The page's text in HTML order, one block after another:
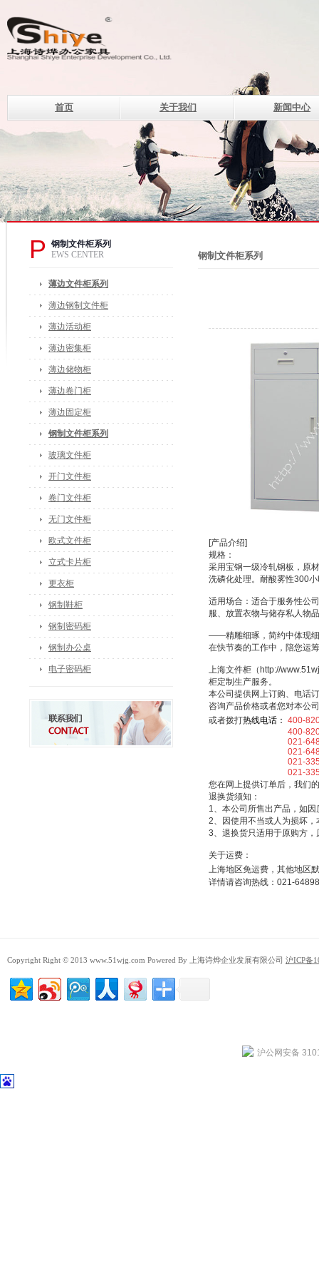
首页 关于我们 新闻中心
设计理念
上海诗烨企业发展有限
钢制系列办公家具的现代
电话：400-820-8669 400-
传真：021-33507330
邮箱：of@shshiye.com
P
钢制文件柜系列
EWS CENTER
薄边文件柜系列
薄边钢制文件柜
薄边活动柜
薄边密集柜
薄边储物柜
薄边卷门柜
薄边固定柜
钢制文件柜系列
玻璃文件柜
开门文件柜
卷门文件柜
无门文件柜
欧式文件柜
立式卡片柜
更衣柜
钢制鞋柜
钢制密码柜
钢制办公桌
电子密码柜
钢制文件柜系列
[产品介绍]
规格：
采用宝钢一级冷轧钢板，原
洗磷化处理。耐酸雾性300
适用场合：适合于服务性公
服、放置衣物与储存私人物
——精雕细琢，简约中体现细
在快节奏的工作中，陪您运
上海文件柜（http://
柜定制生产服务。
本公司提供网上订购、电话
咨询产品价格或者您对本公
或者拨打热线电话： 400-
400-820-
021-
021-
021-
021-
您在网上提供订单后，我们
退换货须知：
1、本公司所售出产品，如
2、因使用不当或人为损坏
3、退换货只适用于原购方
关于运费：
上海地区免运费，其他地区
详情请咨询热线：021-
Copyright Right © 2013 www.51wjg.com Powered By 上海诗烨企业发展有限公司 沪ICP备
沪公网安备